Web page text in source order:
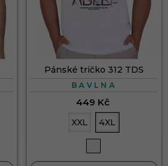
Pánské tričko 312 TDS
BAVLNA
449 Kč
XXL 4XL